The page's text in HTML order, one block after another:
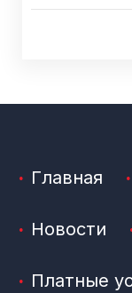
Главная
Новости
Платные